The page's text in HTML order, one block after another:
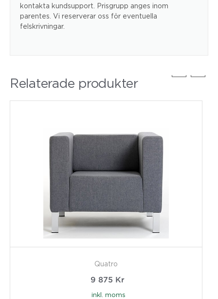
kontakta kundsupport. Prisgrupp anges inom
parentes. Vi reserverar oss för eventuella
felskrivningar.
Relaterade produkter
Quatro
9 875 Kr
inkl. moms